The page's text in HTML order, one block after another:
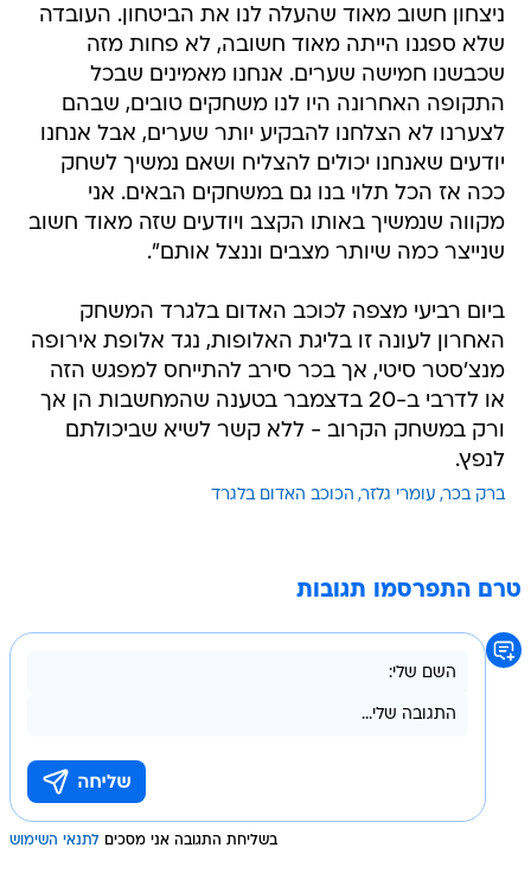
ניצחון חשוב מאוד שהעלה לנו את הביטחון. העובדה
שלא ספגנו הייתה מאוד חשובה, לא פחות מזה
שכבשנו חמישה שערים. אנחנו מאמינים שבכל
התקופה האחרונה היו לנו משחקים טובים, שבהם
לצערנו לא הצלחנו להבקיע יותר שערים, אבל אנחנו
יודעים שאנחנו יכולים להצליח ושאם נמשיך לשחק
ככה אז הכל תלוי בנו גם במשחקים הבאים. אני
מקווה שנמשיך באותו הקצב ויודעים שזה מאוד חשוב
שנייצר כמה שיותר מצבים וננצל אותם".
ביום רביעי מצפה לכוכב האדום בלגרד המשחק
האחרון לעונה זו בליגת האלופות, נגד אלופת אירופה
מנצ'סטר סיטי, אך בכר סירב להתייחס למפגש הזה
או לדרבי ב-20 בדצמבר בטענה שהמחשבות הן אך
ורק במשחק הקרוב - ללא קשר לשיא שביכולתם
לנפץ.
ברק בכר עומרי גלזר הכוכב האדום בלגרד
טרם התפרסמו תגובות
בשליחת התגובה אני מסכים לתנאי השימוש